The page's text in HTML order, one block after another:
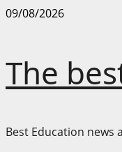
Skip
09/08/2026
The
Best Education news